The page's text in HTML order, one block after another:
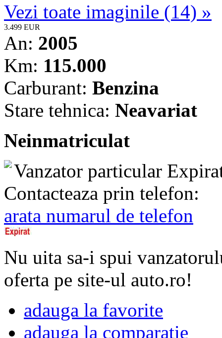
Vezi toate imaginile (14) »
3.499 EUR
An: 2005
Km: 115.000
Carburant: Benzina
Stare tehnica: Neavariat
Neinmatriculat
Vanzator particular
Contacteaza prin telefon:
arata numarul de telefon
Nu uita sa-i spui
oferta pe site-ul auto.ro!
adauga la favorite
adauga la comparatie